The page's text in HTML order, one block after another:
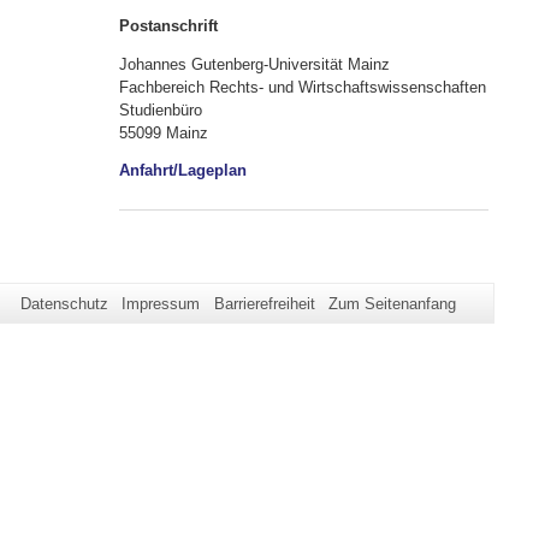
Postanschrift
Johannes Gutenberg-Universität Mainz
Fachbereich Rechts- und Wirtschaftswissenschaften
Studienbüro
55099 Mainz
Anfahrt/Lageplan
Datenschutz Impressum Barrierefreiheit Zum Seitenanfang